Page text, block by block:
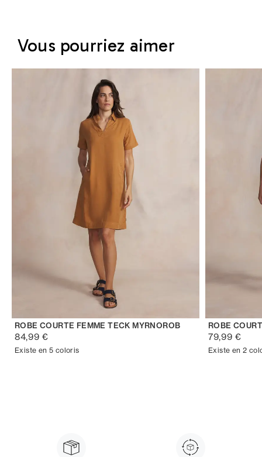
Vous pourriez aimer
ROBE COURTE FEMME TECK MYRNOROB
84,99 €
Existe en 5 coloris
ROBE
79,99 €
Existe en 2